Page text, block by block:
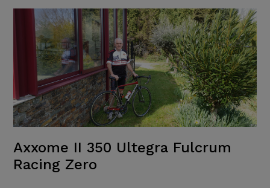
Axxome II 350 Ultegra Fulcrum
Racing Zero